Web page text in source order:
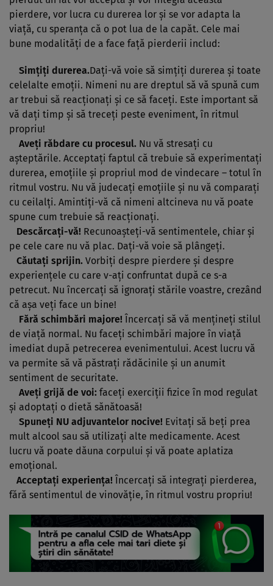
pierdere, vor lucra cu durerea lor şi se vor adapta la
viaţă, cu speranţa că o pot lua de la capăt. Cele mai
bune modalităţi de a face faţă pierderii includ:
Simţiţi durerea.Daţi-vă voie să simţiţi durerea şi toate
celelalte emoţii. Nimeni nu are dreptul să vă spună cum
ar trebui să reacţionaţi şi ce să faceţi. Este important să
vă daţi timp şi să treceţi peste eveniment, în ritmul
propriu!
Aveţi răbdare cu procesul. Nu vă stresaţi cu
aşteptările. Acceptaţi faptul că trebuie să experimentaţi
durerea, emoţiile şi propriul mod de vindecare – totul în
ritmul vostru. Nu vă judecaţi emoţiile şi nu vă comparaţi
cu ceilalţi. Amintiţi-vă că nimeni altcineva nu vă poate
spune cum trebuie să reacţionaţi.
Descărcaţi-vă! Recunoaşteţi-vă sentimentele, chiar şi
pe cele care nu vă plac. Daţi-vă voie să plângeţi.
Căutaţi sprijin. Vorbiţi despre pierdere şi despre
experienţele cu care v-aţi confruntat după ce s-a
petrecut. Nu încercaţi să ignoraţi stările voastre, crezând
că aşa veţi face un bine!
Fără schimbări majore! Încercaţi să vă menţineţi stilul
de viaţă normal. Nu faceţi schimbări majore în viaţă
imediat după petrecerea evenimentului. Acest lucru vă
va permite să vă păstraţi rădăcinile şi un anumit
sentiment de securitate.
Aveţi grijă de voi: faceţi exerciţii fizice în mod regulat
şi adoptaţi o dietă sănătoasă!
Spuneţi NU adjuvantelor nocive! Evitaţi să beţi prea
mult alcool sau să utilizaţi alte medicamente. Acest
lucru vă poate dăuna corpului şi vă poate aplatiza
emoţional.
Acceptaţi experienţa! Încercaţi să integraţi pierderea,
fără sentimentul de vinovăţie, în ritmul vostru propriu!